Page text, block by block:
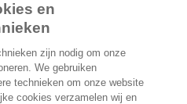
of download de whitepaper
en
zijn nodig om onze
We gebruiken
technieken om onze website
cookies verzamelen wij en